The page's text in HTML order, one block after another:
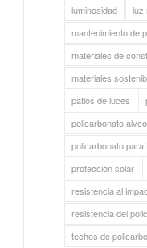
luminosidad
luz
mantenimiento de
materiales de
materiales
patios de luces
policarbonato
policarbonato para
protección solar
resistencia al
resistencia del
techos de